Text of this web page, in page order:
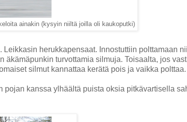
ainakin (kysyin niiltä joilla oli kaukoputki)
herukkapensaat. Innostuttiin polttamaan
turvottamia silmuja. Toisaalta, jos
silmut kannattaa kerätä pois ja vaikka
kanssa ylhäältä puista oksia pitkävartisella